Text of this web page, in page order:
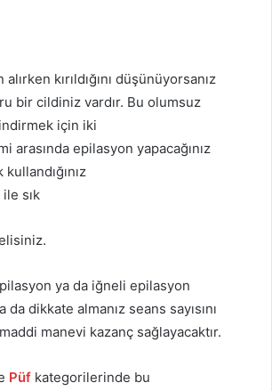
kırıldığını düşünüyorsanız
bir cildiniz vardır. Bu olumsuz
için iki
arasında epilasyon yapacağınız
sık
ya da iğneli epilasyon
da dikkate almanız seans sayısını
manevi kazanç sağlayacaktır.
Püf kategorilerinde bu